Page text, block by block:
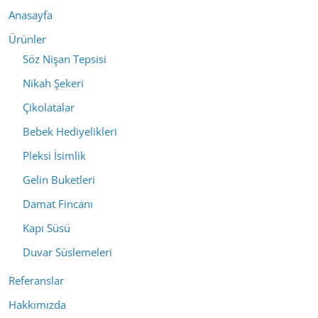
Anasayfa
Ürünler
Söz Nişan Tepsisi
Nikah Şekeri
Çikolatalar
Bebek Hediyelikleri
Pleksi İsimlik
Gelin Buketleri
Damat Fincanı
Kapı Süsü
Duvar Süslemeleri
Referanslar
Hakkımızda